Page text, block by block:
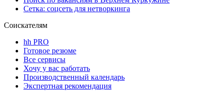
Сетка: соцсеть для нетворкинга
Соискателям
hh PRO
Готовое резюме
Все сервисы
Хочу у вас работать
Производственный календарь
Экспертная рекомендация